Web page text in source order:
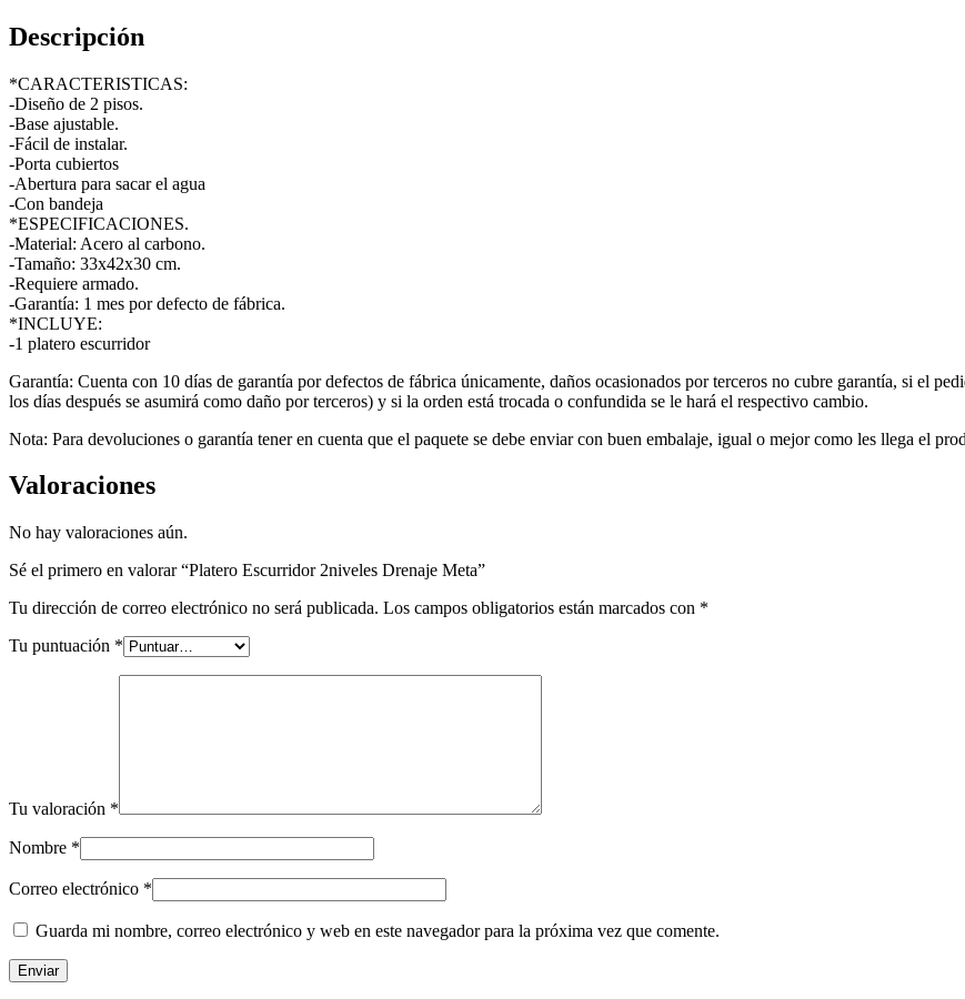
Descripción
*CARACTERISTICAS:
-Diseño de 2 pisos.
-Base ajustable.
-Fácil de instalar.
-Porta cubiertos
-Abertura para sacar el agua
-Con bandeja
*ESPECIFICACIONES.
-Material: Acero al carbono.
-Tamaño: 33x42x30 cm.
-Requiere armado.
-Garantía: 1 mes por defecto de fábrica.
*INCLUYE:
-1 platero escurridor
Garantía: Cuenta con 10 días de garantía por defectos de fábrica únicamente, daños ocasionados por terceros no cubre garantía, si el
los días después se asumirá como daño por terceros) y si la orden está trocada o confundida se le hará el respectivo cambio.
Nota: Para devoluciones o garantía tener en cuenta que el paquete se debe enviar con buen embalaje, igual o mejor como les llega el
Valoraciones
No hay valoraciones aún.
Sé el primero en valorar “Platero Escurridor 2niveles Drenaje Meta”
Tu dirección de correo electrónico no será publicada. Los campos obligatorios están marcados con *
Tu puntuación *
Tu valoración *
Nombre *
Correo electrónico *
Guarda mi nombre, correo electrónico y web en este navegador para la próxima vez que comente.